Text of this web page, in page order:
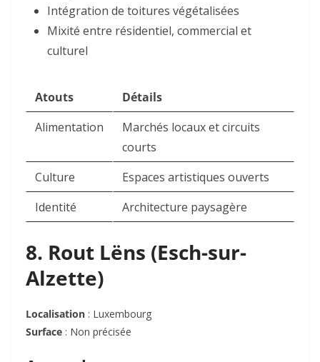
Intégration de toitures végétalisées
Mixité entre résidentiel, commercial et
culturel
Atouts
Détails
Alimentation
Marchés locaux et circuits
courts
Culture
Espaces artistiques ouverts
Identité
Architecture paysagère
8. Rout Lëns (Esch-sur-
Alzette)
Localisation : Luxembourg
Surface : Non précisée